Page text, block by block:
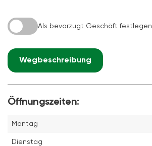
Als bevorzugt Geschäft festlegen
Wegbeschreibung
Öffnungszeiten:
Montag
Dienstag